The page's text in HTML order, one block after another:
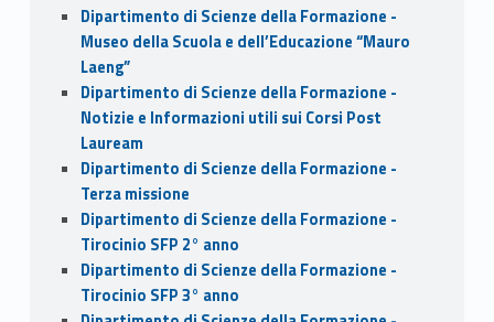
Dipartimento di Scienze della Formazione -
Museo della Scuola e dell’Educazione “Mauro
Laeng”
Dipartimento di Scienze della Formazione -
Notizie e Informazioni utili sui Corsi Post
Lauream
Dipartimento di Scienze della Formazione -
Terza missione
Dipartimento di Scienze della Formazione -
Tirocinio SFP 2° anno
Dipartimento di Scienze della Formazione -
Tirocinio SFP 3° anno